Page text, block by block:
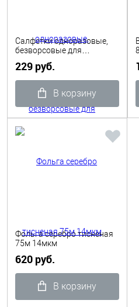
Салфетки одноразовые,
безворсовые для
(500шт+-50), 70гр
229 руб.
В корзину
Фольга серебро тисненая
75м 14мкм
620 руб.
В корзину